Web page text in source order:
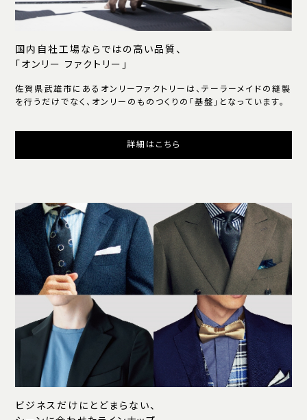
国内自社工場ならではの高い品質、
「オンリー ファクトリー」
佐賀県武雄市にあるオンリーファクトリーは、テーラーメイドの縫製
を行うだけでなく、オンリーのものつくりの「基盤」となっています。
詳細はこちら
ビジネスだけにとどまらない、